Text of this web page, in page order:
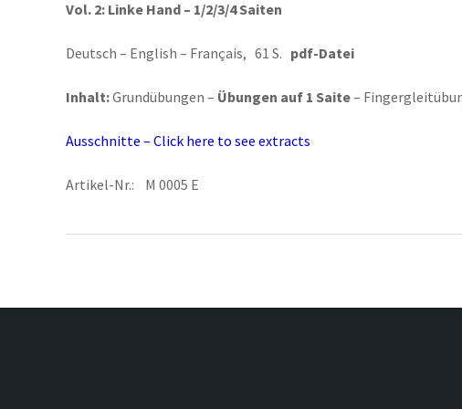
Vol. 2: Linke Hand – 1/2/3/4 Saiten
Deutsch – English – Français, 61 S. pdf-Datei
Inhalt:Grundübungen – Übungen auf 1 Saite–
Ausschnitte – Click here to see extracts
Artikel-Nr.: M 0005 E